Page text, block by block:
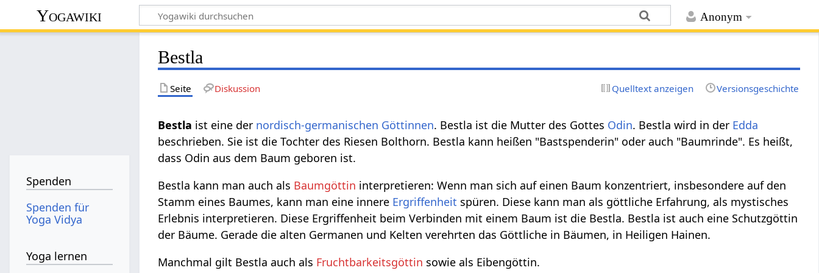
Anonym
Yogawiki
Bestla
Seite Diskussion Quelltext anzeigen Versionsgeschichte
Bestla ist eine der nordisch-germanischen Göttinnen. Bestla ist die Mutter des Gottes Odin. Bestla wird in der Edda
beschrieben. Sie ist die Tochter des Riesen Bolthorn. Bestla kann heißen "Bastspenderin" oder auch "Baumrinde". Es heißt,
dass Odin aus dem Baum geboren ist.
Bestla kann man auch als Baumgöttin interpretieren: Wenn man sich auf einen Baum konzentriert, insbesondere auf den
Stamm eines Baumes, kann man eine innere Ergriffenheit spüren. Diese kann man als göttliche Erfahrung, als mystisches
Erlebnis interpretieren. Diese Ergriffenheit beim Verbinden mit einem Baum ist die Bestla. Bestla ist auch eine Schutzgöttin
der Bäume. Gerade die alten Germanen und Kelten verehrten das Göttliche in Bäumen, in Heiligen Hainen.
Manchmal gilt Bestla auch als Fruchtbarkeitsgöttin sowie als Eibengöttin.
Spenden
Spenden für
Yoga Vidya
Yoga lernen